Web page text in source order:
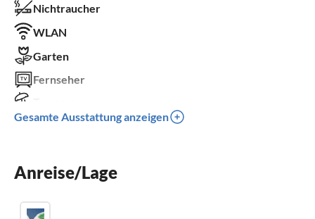
Nichtraucher
WLAN
Garten
Fernseher
Spülmaschine
Balkon
Gesamte Ausstattung anzeigen
Anreise/Lage